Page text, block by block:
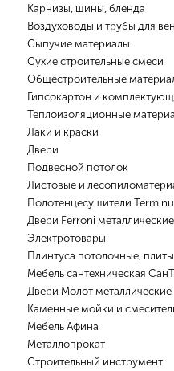
Карнизы, шины, бленда
Воздуховоды и трубы для
Сыпучие материалы
Сухие строительные смеси
Общестроительные
Гипсокартон и
Теплоизоляционные
Лаки и краски
Двери
Подвесной потолок
Листовые и
Полотенцесушители
Двери Ferroni металлические
Электротовары
Плинтуса потолочные, плиты
Мебель сантехническая
Двери Молот металлические
Каменные мойки и
Мебель Афина
Металлопрокат
Строительный инструмент